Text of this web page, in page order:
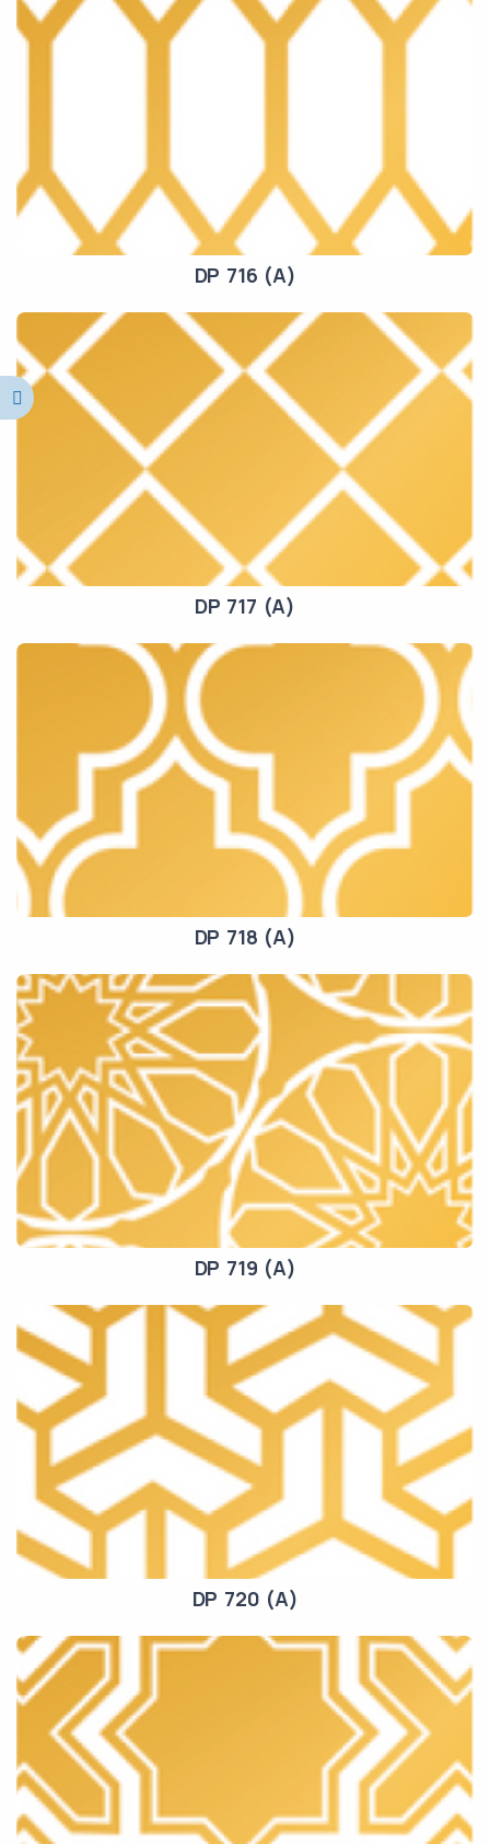
DP 716 (A)
DP 717 (A)
DP 718 (A)
DP 719 (A)
DP 720 (A)